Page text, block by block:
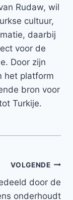
Rudaw, wil
cultuur,
daarbij
voor de
Door zijn
het platform
bron voor
Turkije.
VOLGENDE
door de
onderhoudt